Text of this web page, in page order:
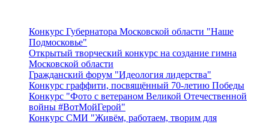
Конкурс Губернатора Московской области "Наше
Подмосковье"
Открытый творческий конкурс на создание гимна
Московской области
Гражданский форум "Идеология лидерства"
Конкурс граффити, посвящённый 70-летию Победы
Конкурс "Фото с ветераном Великой Отечественной
войны #ВотМойГерой"
Конкурс СМИ "Живём, работаем, творим для